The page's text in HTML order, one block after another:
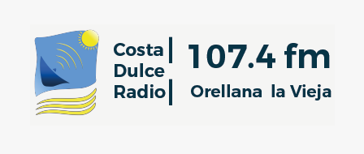
contenido